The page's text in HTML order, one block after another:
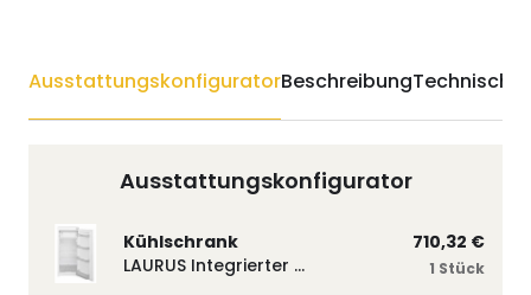
AusstattungskonfiguratorBeschreibungTechnische
Ausstattungskonfigurator
Kühlschrank
LAURUS Integrierter Kühlautomat LKG122E LKG122E
710,32 €
1 Stück